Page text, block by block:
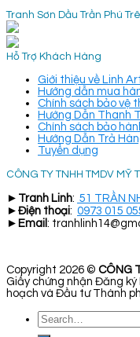
Tranh Sơn Dầu Trần Phú
Hỗ Trợ Khách Hàng
Giới thiệu về Linh
Hướng dẫn mua
Chính sách bảo vệ
Hướng Dẫn Thanh
Chính sách bảo
Hướng Dẫn Trả
Tuyển dụng
CÔNG TY TNHH TMDV MỸ
► Tranh Linh: 51 TRẦN
► Điện thoại: 0973 015
► Email :
Copyright 2026 © CÔNG
Giấy chứng nhận Đăng ký
hoạch và Đầu tư Thành
Search
for: